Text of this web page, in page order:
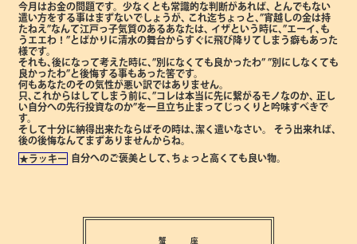
今月はお金の問題です。少なくとも常識的な判断があれば､
とんでもない
遣い方をする事はまずないでしょうが､
これ迄ちょっと､”宵越しの金は持
たねえ”なんて江戸っ子気質のあるあなたは､
イザという時に､”エーイ､も
うエエわ！”とばかりに清水の舞台からすぐに飛び降りてしまう癖もあった
様です。
それも､後になって考えた時に､”別になくても良かったわ” ”別にしなくても
良かったわ”と後悔する事もあった筈です。
何もあなたのその気性が悪い訳ではありません。
只､これからはしてしまう前に､”コレは本当に先に繋がるモノなのか､
正し
い自分への先行投資なのか”を一旦立ち止まってじっくりと吟味すべきで
す。
そして十分に納得出来たならばその時は､潔く遣いなさい。
そう出来れば､
後の後悔なんてまずありませんからね。
★ラッキー
自分へのご褒美として､ちょっと高くても良い物。
蟹 座